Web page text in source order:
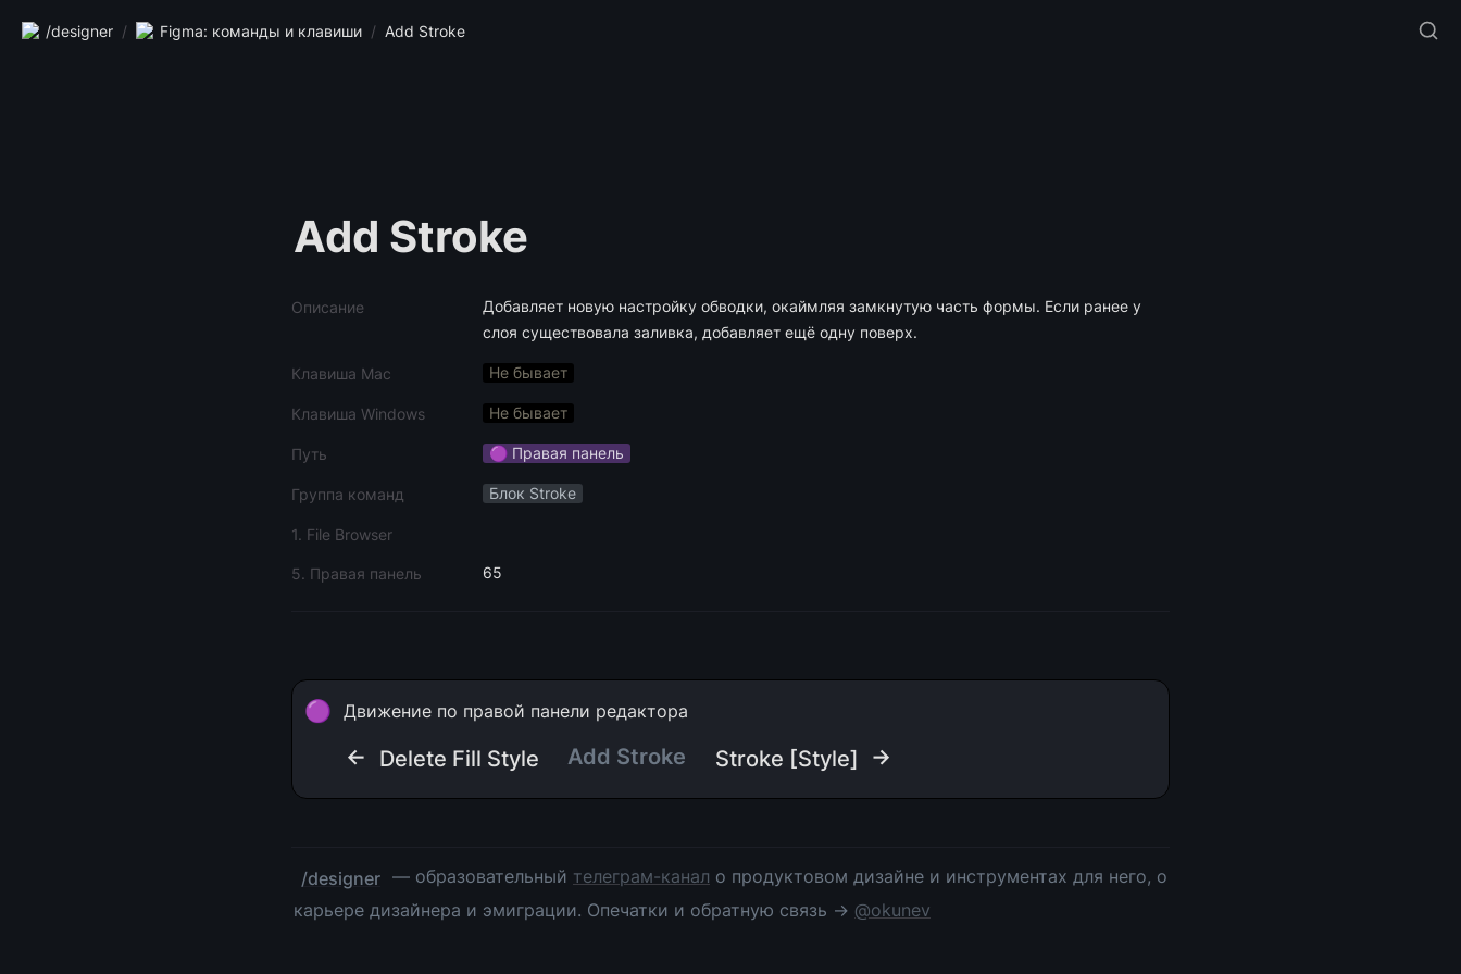
/designer / Figma: команды и клавиши / Add Stroke
Add Stroke
Описание
Добавляет новую настройку обводки, окаймляя замкнутую часть формы. Если ранее у
слоя существовала заливка, добавляет ещё одну поверх.
Клавиша Mac Не бывает
Клавиша Windows Не бывает
Путь 🟣 Правая панель
Группа команд Блок Stroke
1. File Browser
5. Правая панель 65
🟣 Движение по правой панели редактора
← Delete Fill Style Add Stroke Stroke [Style] →
/designer — образовательный телеграм-канал о продуктовом дизайне и инструментах для него, о
карьере дизайнера и эмиграции. Опечатки и обратную связь → @okunev